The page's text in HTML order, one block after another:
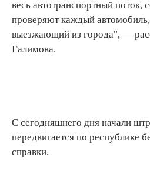
весь автотранспортный поток,
проверяют каждый
выезжающий из города", —
Галимова.
С сегодняшнего дня начали
передвигается по республике
справки.